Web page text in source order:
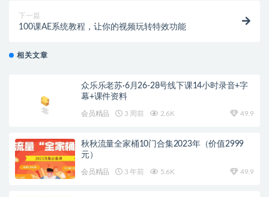
下一篇
100课AE系统教程，让你的视频玩转特效功能
相关文章
众乐乐老苏·6月26-28号线下课14小时录音+字
幕+课件资料
会员精品 3 周前 2.6K 49.9
秋秋流量全家桶10门合集2023年（价值2999
元）
会员精品 3 年前 5.6K 49.9